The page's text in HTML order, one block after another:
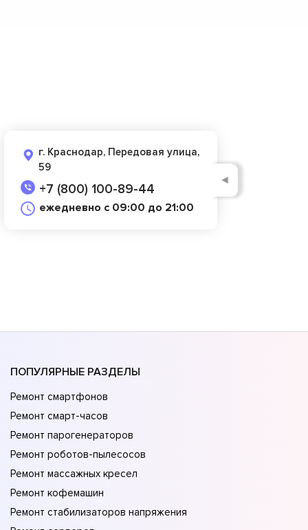
г. Краснодар, Передовая улица,
59
+7 (800) 100-89-44
ежедневно с 09:00 до 21:00
◄
ПОПУЛЯРНЫЕ РАЗДЕЛЫ
Ремонт смартфонов
Ремонт смарт-часов
Ремонт парогенераторов
Ремонт роботов-пылесосов
Ремонт массажных кресел
Ремонт кофемашин
Ремонт стабилизаторов напряжения